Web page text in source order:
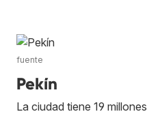
fuente
Pekín
La ciudad tiene 19